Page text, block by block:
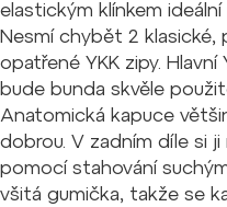
elastickým klínkem
Nesmí chybět 2
opatřené YKK zipy.
bude bunda skvěle
Anatomická kapuce
dobrou. V zadním díle si
pomocí stahování
všitá gumička, takže se